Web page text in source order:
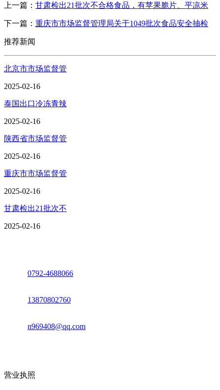
上一篇： 甘肃检出21批次不合格食品，有苹果脆片、平凉米
下一篇： 重庆市市场监督管理局关于1049批次食品安全抽检
推荐新闻
北京市市场监督管
2025-02-16
泰国出口冷冻青辣
2025-02-16
陕西省市场监督管
2025-02-16
重庆市市场监督管
2025-02-16
甘肃检出21批次不
2025-02-16
0792-4688066
13870802760
n969408@qq.com
营业执照